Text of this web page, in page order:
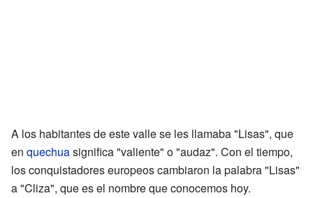
A los habitantes de este valle se les llamaba "Lisas", que
en quechuasignifica "valiente" o "audaz". Con el tiempo,
los conquistadores europeos cambiaron la palabra "Lisas"
a "Cliza", que es el nombre que conocemos hoy.